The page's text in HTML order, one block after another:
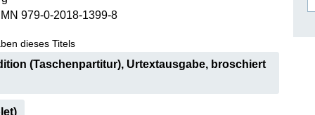
THE COMPOSER
STRAUSS
979-0-2018-1399-8
dieses Titels
(Taschenpartitur), Urtextausgabe, broschiert